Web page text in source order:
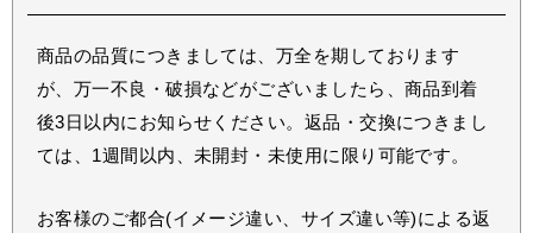
商品の品質につきましては、万全を期しております
が、万一不良・破損などがございましたら、商品到着
後3日以内にお知らせください。返品・交換につきまし
ては、1週間以内、未開封・未使用に限り可能です。
お客様のご都合(イメージ違い、サイズ違い等)による返